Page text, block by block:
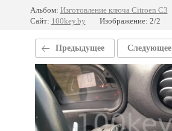
Альбом: Изготовление ключа Citroen C3
Сайт: 100key.by Изображение: 2/2
Предыдущее Следующее